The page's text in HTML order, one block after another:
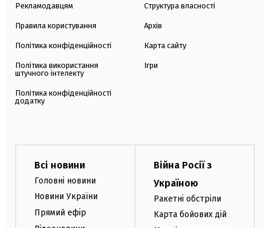
Рекламодавцям
Правила користування
Політика конфіденційності
Політика використання
штучного інтелекту
Політика конфіденційності
додатку
Структура власності
Архів
Карта сайту
Ігри
Всі новини
Головні новини
Новини України
Прямий ефір
Війна Росії з
Україною
Ракетні обстріли
Карта бойових дій